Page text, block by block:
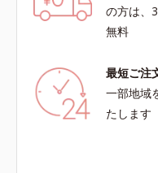
の方は、
無料
最短ご注
一部地域
たします